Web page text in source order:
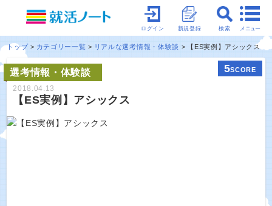
メニュー
検索
新規登録
ログイン
トップ カテゴリー一覧 リアルな選考情報・体験談 【ES実例】アシックス
選考情報・体験談 5SCORE
2018.04.13
【ES実例】アシックス